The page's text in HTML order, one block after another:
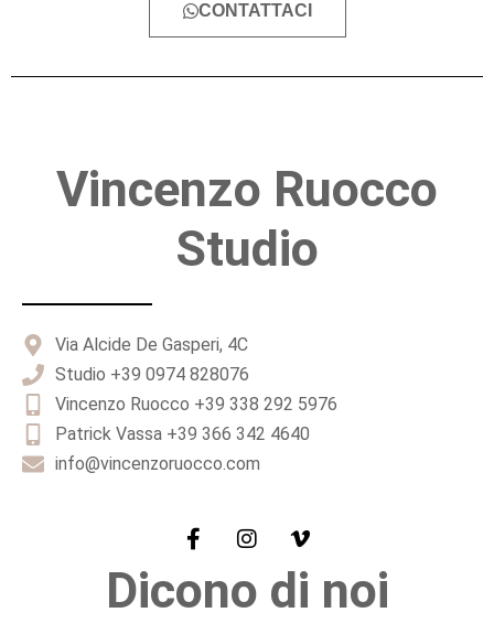
CONTATTACI
Vincenzo Ruocco
Studio
Via Alcide De Gasperi, 4C
Studio +39 0974 828076
Vincenzo Ruocco +39 338 292 5976
Patrick Vassa +39 366 342 4640
info@vincenzoruocco.com
Dicono di noi